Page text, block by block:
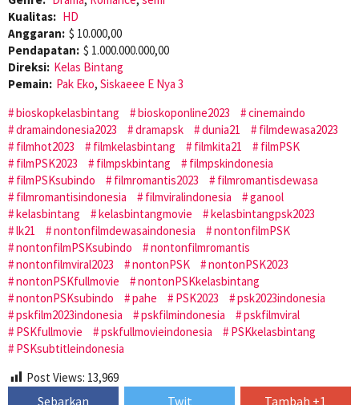
Kualitas: HD
Anggaran: $ 10.000,00
Pendapatan: $ 1.000.000.000,00
Direksi: Kelas Bintang
Pemain: Pak Eko, Siskaeee E Nya 3
bioskopkelasbintang
bioskoponline2023
cinemaindo
dramaindonesia2023
dramapsk dunia21
filmdewasa2023
filmhot2023
filmkelasbintang filmkita21
filmPSK
filmPSK2023
filmpskbintang
filmpskindonesia
filmPSKsubindo
filmromantis2023
filmromantisdewasa
filmromantisindonesia
filmviralindonesia
ganool
kelasbintang
kelasbintangmovie
kelasbintangpsk2023
lk21
nontonfilmdewasaindonesia
nontonfilmPSK
nontonfilmPSKsubindo
nontonfilmromantis
nontonfilmviral2023
nontonPSK
nontonPSK2023
nontonPSKfullmovie
nontonPSKkelasbintang
nontonPSKsubindo
pahe PSK2023
psk2023indonesia
pskfilm2023indonesia
pskfilmindonesia
pskfilmviral
PSKfullmovie
pskfullmovieindonesia
PSKkelasbintang
PSKsubtitleindonesia
Post Views: 13,969
Sebarkan Twit Tambah +1